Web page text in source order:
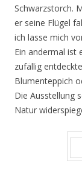
Schwarzstorch.
er seine Flügel
ich lasse mich
Ein andermal ist
zufällig
Blumenteppich
Die Ausstellung
Natur